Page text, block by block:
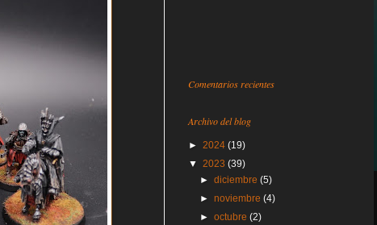
Comentarios recientes
Archivo del blog
► 2024 (19)
▼ 2023 (39)
►diciembre(5)
►noviembre(4)
►octubre(2)